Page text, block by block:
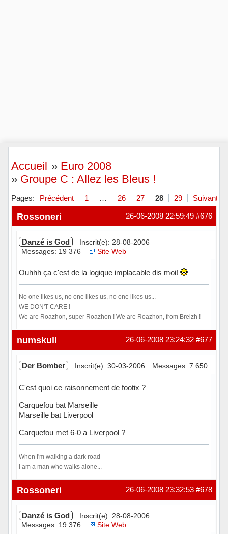
Accueil » Euro 2008
» Groupe C : Allez les Bleus !
Pages: Précédent 1 … 26 27 28 29 Suivant
#676
26-06-2008 22:59:49
Rossoneri
Danzé is God
Inscrit(e): 28-08-2006
Messages: 19 376
Site Web
Ouhhh ça c'est de la logique implacable dis moi!
No one likes us, no one likes us, no one likes us...
WE DON'T CARE !
We are Roazhon, super Roazhon ! We are Roazhon, from Breizh !
Hors ligne #677
26-06-2008 23:24:32
numskull
Der Bomber Inscrit(e): 30-03-2006 Messages: 7 650
C'est quoi ce raisonnement de footix ?
Carquefou bat Marseille
Marseille bat Liverpool
Carquefou met 6-0 a Liverpool ?
When I'm walking a dark road
I am a man who walks alone...
Hors ligne #678
26-06-2008 23:32:53
Rossoneri
Danzé is God
Inscrit(e): 28-08-2006
Messages: 19 376
Site Web